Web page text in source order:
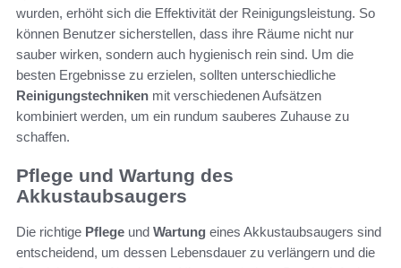
wurden, erhöht sich die Effektivität der Reinigungsleistung. So
können Benutzer sicherstellen, dass ihre Räume nicht nur
sauber wirken, sondern auch hygienisch rein sind. Um die
besten Ergebnisse zu erzielen, sollten unterschiedliche
Reinigungstechniken mit verschiedenen Aufsätzen
kombiniert werden, um ein rundum sauberes Zuhause zu
schaffen.
Pflege und Wartung des
Akkustaubsaugers
Die richtige Pflege und Wartung eines Akkustaubsaugers sind
entscheidend, um dessen Lebensdauer zu verlängern und die